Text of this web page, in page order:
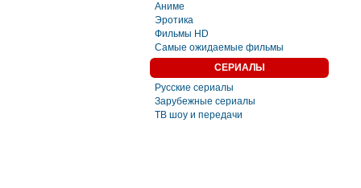
Аниме
Эротика
Фильмы HD
Самые ожидаемые фильмы
СЕРИАЛЫ
Русские сериалы
Зарубежные сериалы
ТВ шоу и передачи